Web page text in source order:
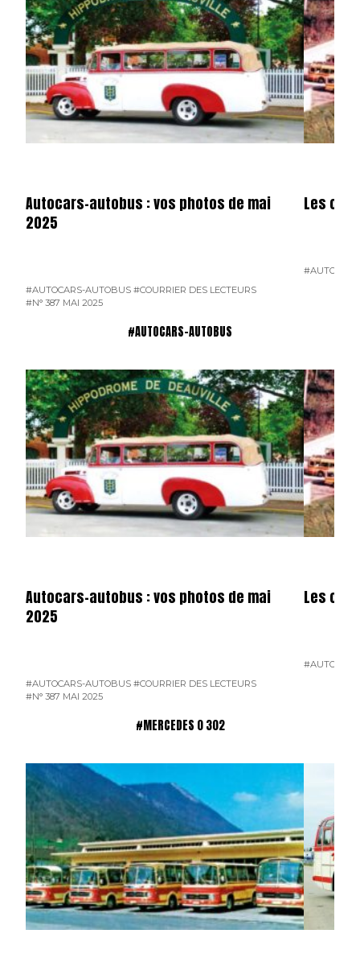
Autocars-autobus : vos photos de mai
2025
#AUTOCARS-AUTOBUS #COURRIER DES LECTEURS
#N° 387 MAI 2025
Les
#AUTOCARS-AUTOBUS
Autocars-autobus : vos photos de mai
2025
#AUTOCARS-AUTOBUS #COURRIER DES LECTEURS
#N° 387 MAI 2025
Les
#MERCEDES 0 302